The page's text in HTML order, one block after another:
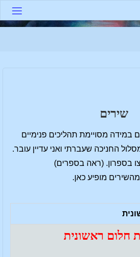
שירים
במידה מסויימת תהליכים פנימיים
החניכה שעברתי ואני עדיין עובר.
בספרון. (ראה בספרים)
מופיע כאן.
חלום ראשונית